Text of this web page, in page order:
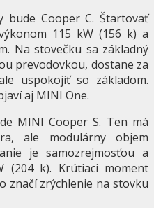
bude Cooper C. Štartovať
115 kW (156 k) a
Na stovečku sa základný
prevodovkou, dostane za
uspokojiť so základom.
aj MINI One.
MINI Cooper S. Ten má
ale modulárny objem
je samozrejmosťou a
(204 k). Krútiaci moment
značí zrýchlenie na stovku